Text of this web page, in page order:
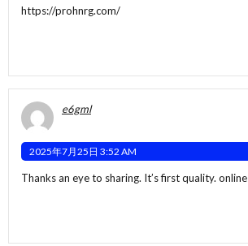
https://prohnrg.com/
e6gml
2025年7月25日 3:52 AM
Thanks an eye to sharing. It’s first quality. online